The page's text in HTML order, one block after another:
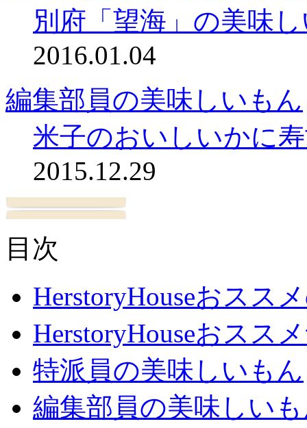
別府「望海」の美味
2016.01.04
編集部員の美味しいもん
米子のおいしいかに
2015.12.29
目次
HerstoryHouseおスス
HerstoryHouseおスス
特派員の美味しいもん
編集部員の美味しい